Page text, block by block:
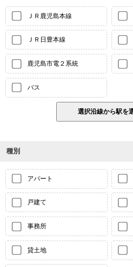
ＪＲ鹿児島本線
ＪＲ日豊本線
鹿児島市電２系統
バス
種別
アパート
戸建て
事務所
貸土地